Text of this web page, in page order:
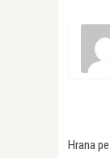
Hrana